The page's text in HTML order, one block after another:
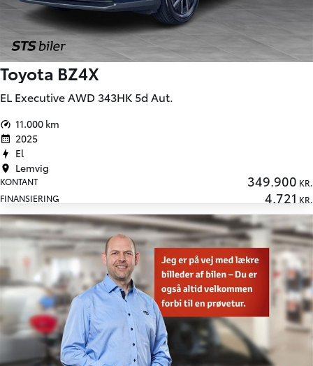
Toyota BZ4X
EL Executive AWD 343HK 5d Aut.
11.000 km
2025
El
Lemvig
KONTANT 349.900 KR.
FINANSIERING
4.721 KR.